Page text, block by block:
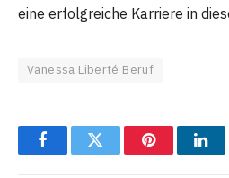
eine erfolgreiche Karriere in
Vanessa Liberté Beruf
FacebookTwitter Pinterest